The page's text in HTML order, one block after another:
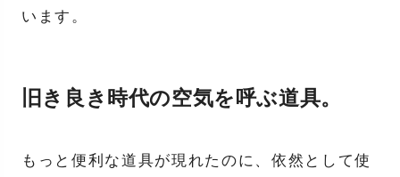
います。
旧き良き時代の空気を呼ぶ道具。
もっと便利な道具が現れたのに、依然として使